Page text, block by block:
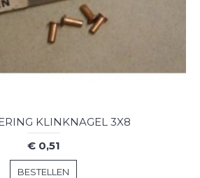
KLINKNAGEL 3X8
€ 0,51
BESTELLEN